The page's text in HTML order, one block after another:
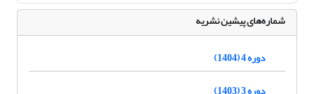
شماره‌های پیشین نشریه
دوره 4 (1404)